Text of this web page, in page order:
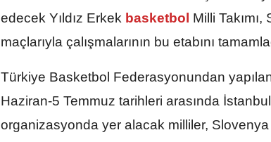
edecek Yıldız Erkek basketbol Milli Takımı,
maçlarıyla çalışmalarının bu etabını
Türkiye Basketbol Federasyonundan
Haziran-5 Temmuz tarihleri arasında
organizasyonda yer alacak milliler, Slovenya